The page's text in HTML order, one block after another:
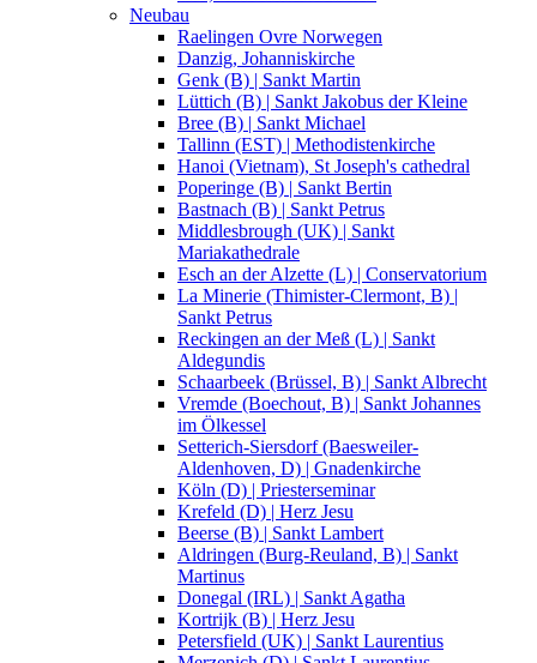
Neubau
Raelingen Ovre Norwegen
Danzig, Johanniskirche
Genk (B) | Sankt Martin
Lüttich (B) | Sankt Jakobus der Kleine
Bree (B) | Sankt Michael
Tallinn (EST) | Methodistenkirche
Hanoi (Vietnam), St Joseph's cathedral
Poperinge (B) | Sankt Bertin
Bastnach (B) | Sankt Petrus
Middlesbrough (UK) | Sankt
Mariakathedrale
Esch an der Alzette (L) | Conservatorium
La Minerie (Thimister-Clermont, B) |
Sankt Petrus
Reckingen an der Meß (L) | Sankt
Aldegundis
Schaarbeek (Brüssel, B) | Sankt Albrecht
Vremde (Boechout, B) | Sankt Johannes
im Ölkessel
Setterich-Siersdorf (Baesweiler-
Aldenhoven, D) | Gnadenkirche
Köln (D) | Priesterseminar
Krefeld (D) | Herz Jesu
Beerse (B) | Sankt Lambert
Aldringen (Burg-Reuland, B) | Sankt
Martinus
Donegal (IRL) | Sankt Agatha
Kortrijk (B) | Herz Jesu
Petersfield (UK) | Sankt Laurentius